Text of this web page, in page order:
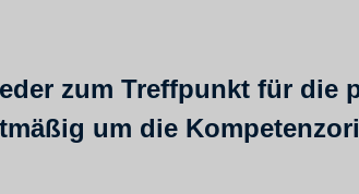
zum Treffpunkt für die
um die